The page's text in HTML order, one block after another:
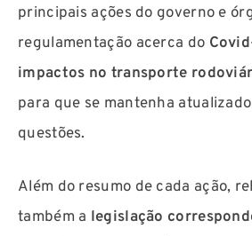
principais ações do governo e
regulamentação acerca do
impactos no transporte
para que se mantenha
questões.
Além do resumo de cada ação,
também a legislação